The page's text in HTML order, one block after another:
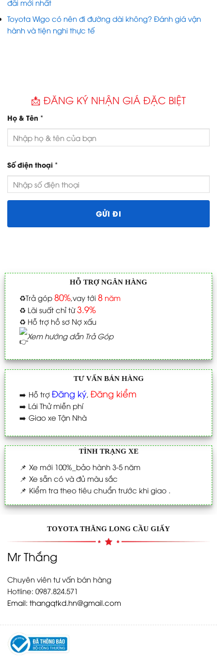
đãi mới nhất
Toyota Wigo có nên đi đường dài không? Đánh giá vận
hành và tiện nghi thực tế
📩 ĐĂNG KÝ NHẬN GIÁ ĐẶC BIỆT
Họ & Tên *
Số điện thoại *
HỖ TRỢ NGÂN HÀNG
♻️Trả góp 80%,vay tới 8năm
♻️ Lãi suất chỉ từ3.9%
♻️ Hỗ trợ hồ sơ Nợ xấu
Xem hướng dẫn Trả Góp
TƯ VẤN BÁN HÀNG
➡️ Hỗ trợ Đăng ký, Đăng kiểm
➡️ Lái Thử miễn phí
➡️ Giao xe Tận Nhà
TÌNH TRẠNG XE
📌 Xe mới 100%_bảo hành 3-5 năm
📌 Xe sẵn có và đủ màu sắc
📌 Kiểm tra theo tiêu chuẩn trước khi giao .
TOYOTA THĂNG LONG CẦU GIẤY
Mr Thắng
Chuyên viên tư vấn bán hàng
Hotline: 0987.824.571
Email: thangqtkd.hn@gmail.com